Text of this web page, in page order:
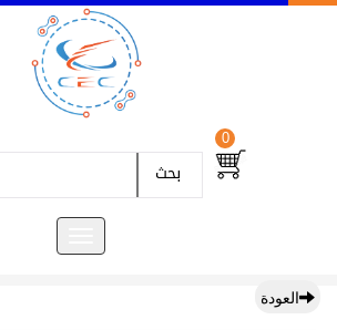
0
بحث
العودة